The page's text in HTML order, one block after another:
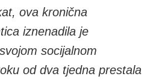
ova kronična
iznenadila je
socijalnom
od dva tjedna prestala